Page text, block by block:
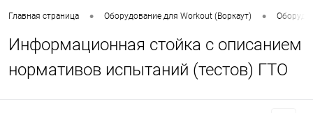
Главная страница • Оборудование для Workout (Воркаут) •
Информационная стойка с описанием
нормативов испытаний (тестов) ГТО